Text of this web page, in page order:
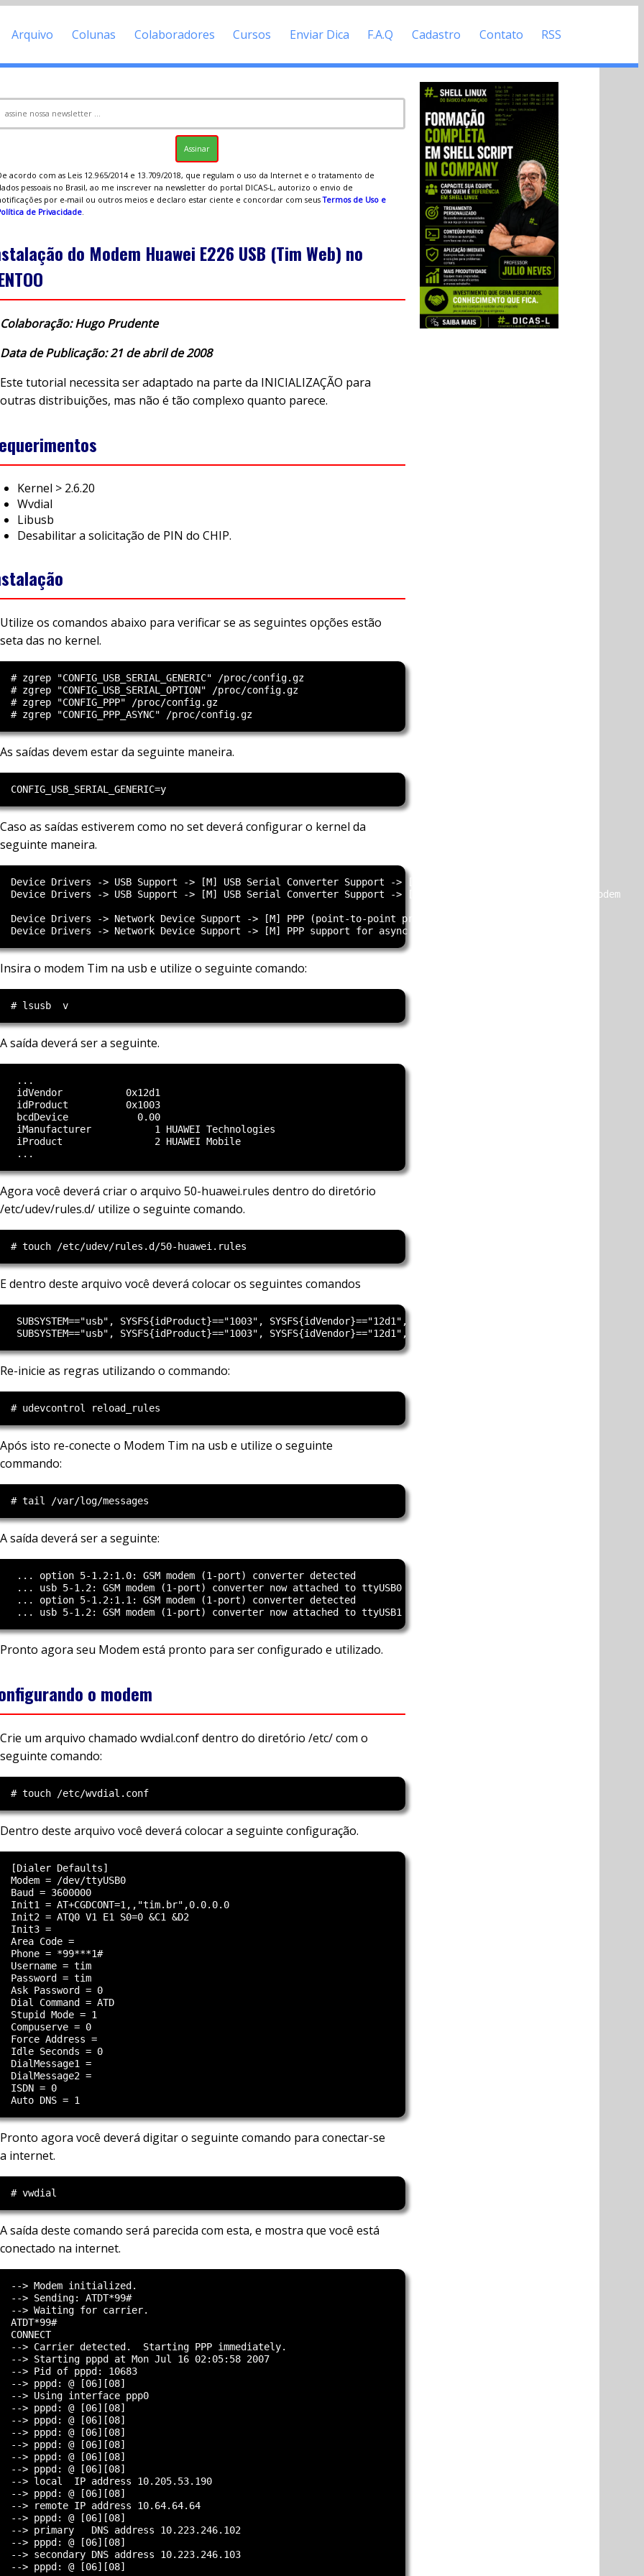
Arquivo Colunas Colaboradores Cursos Enviar Dica F.A.Q Cadastro Contato RSS
acordo com as Leis 12.965/2014 e 13.709/2018, que regulam o uso da Internet e o tratamento de
pessoais no Brasil, ao me inscrever na newsletter do portal DICAS-L, autorizo o envio de
por e-mail ou outros meios e declaro estar ciente e concordar com seusTermos de Uso e
de Privacidade.
do Modem Huawei E226 USB (Tim Web) no
Colaboração: Hugo Prudente
Data de Publicação: 21 de abril de 2008
Este tutorial necessita ser adaptado na parte da INICIALIZAÇÃO para
outras distribuições, mas não é tão complexo quanto parece.
Kernel > 2.6.20
Wvdial
Libusb
Desabilitar a solicitação de PIN do CHIP.
Utilize os comandos abaixo para verificar se as seguintes opções estão
seta das no kernel.
  # zgrep "CONFIG_USB_SERIAL_GENERIC" /proc/config.gz
  # zgrep "CONFIG_USB_SERIAL_OPTION" /proc/config.gz
  # zgrep "CONFIG_PPP" /proc/config.gz
As saídas devem estar da seguinte maneira.
Caso as saídas estiverem como no set deverá configurar o kernel da
seguinte maneira.
  Device Drivers -> USB Support -> [M] USB Serial Converter Support -> [*]USB Generic Serial Driver
  Device Drivers -> USB Support -> [M] USB Serial Converter Support -> [M] USB driver for GSM and CDMA modem
  Device Drivers -> Network Device Support -> [M] PPP (point-to-point protocl) support
Insira o modem Tim na usb e utilize o seguinte comando:
A saída deverá ser a seguinte.
   ...
   idVendor           0x12d1
   idProduct          0x1003
   bcdDevice            0.00
   iManufacturer           1 HUAWEI Technologies
   iProduct                2 HUAWEI Mobile
Agora você deverá criar o arquivo 50-huawei.rules dentro do diretório
/etc/udev/rules.d/ utilize o seguinte comando.
E dentro deste arquivo você deverá colocar os seguintes comandos
   SUBSYSTEM=="usb", SYSFS{idProduct}=="1003", SYSFS{idVendor}=="12d1", RUN+="/sbin/modprobe option"
Re-inicie as regras utilizando o commando:
Após isto re-conecte o Modem Tim na usb e utilize o seguinte
commando:
A saída deverá ser a seguinte:
   ... option 5-1.2:1.0: GSM modem (1-port) converter detected
   ... usb 5-1.2: GSM modem (1-port) converter now attached to ttyUSB0
   ... option 5-1.2:1.1: GSM modem (1-port) converter detected
Pronto agora seu Modem está pronto para ser configurado e utilizado.
o modem
Crie um arquivo chamado wvdial.conf dentro do diretório /etc/ com o
seguinte comando:
Dentro deste arquivo você deverá colocar a seguinte configuração.
  [Dialer Defaults]
  Modem = /dev/ttyUSB0
  Baud = 3600000
  Init1 = AT+CGDCONT=1,,"tim.br",0.0.0.0
  Init2 = ATQ0 V1 E1 S0=0 &C1 &D2
  Init3 =
  Area Code =
  Phone = *99***1#
  Username = tim
  Password = tim
  Ask Password = 0
  Dial Command = ATD
  Stupid Mode = 1
  Compuserve = 0
  Force Address =
  Idle Seconds = 0
  DialMessage1 =
  DialMessage2 =
  ISDN = 0
Pronto agora você deverá digitar o seguinte comando para conectar-se
a internet.
A saída deste comando será parecida com esta, e mostra que você está
conectado na internet.
  --> Modem initialized.
  --> Sending: ATDT*99#
  --> Waiting for carrier.
  ATDT*99#
  CONNECT
  --> Carrier detected.  Starting PPP immediately.
  --> Starting pppd at Mon Jul 16 02:05:58 2007
  --> Pid of pppd: 10683
  --> pppd: @ [06][08]
  --> Using interface ppp0
  --> pppd: @ [06][08]
  --> pppd: @ [06][08]
  --> pppd: @ [06][08]
  --> pppd: @ [06][08]
  --> pppd: @ [06][08]
  --> pppd: @ [06][08]
  --> local  IP address 10.205.53.190
  --> pppd: @ [06][08]
  --> remote IP address 10.64.64.64
  --> pppd: @ [06][08]
  --> primary   DNS address 10.223.246.102
  --> pppd: @ [06][08]
  --> secondary DNS address 10.223.246.103